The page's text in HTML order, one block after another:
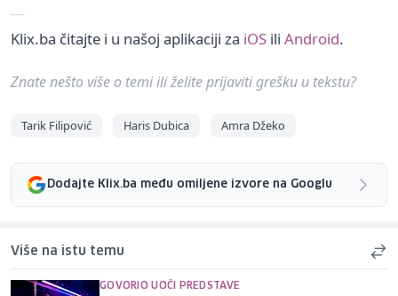
Klix.ba čitajte i u našoj aplikaciji za iOS ili Android.
Znate nešto više o temi ili želite prijaviti grešku u tekstu?
Tarik Filipović Haris Dubica Amra Džeko
Dodajte Klix.ba među omiljene izvore na Googlu
Više na istu temu
GOVORIO UOČI PREDSTAVE